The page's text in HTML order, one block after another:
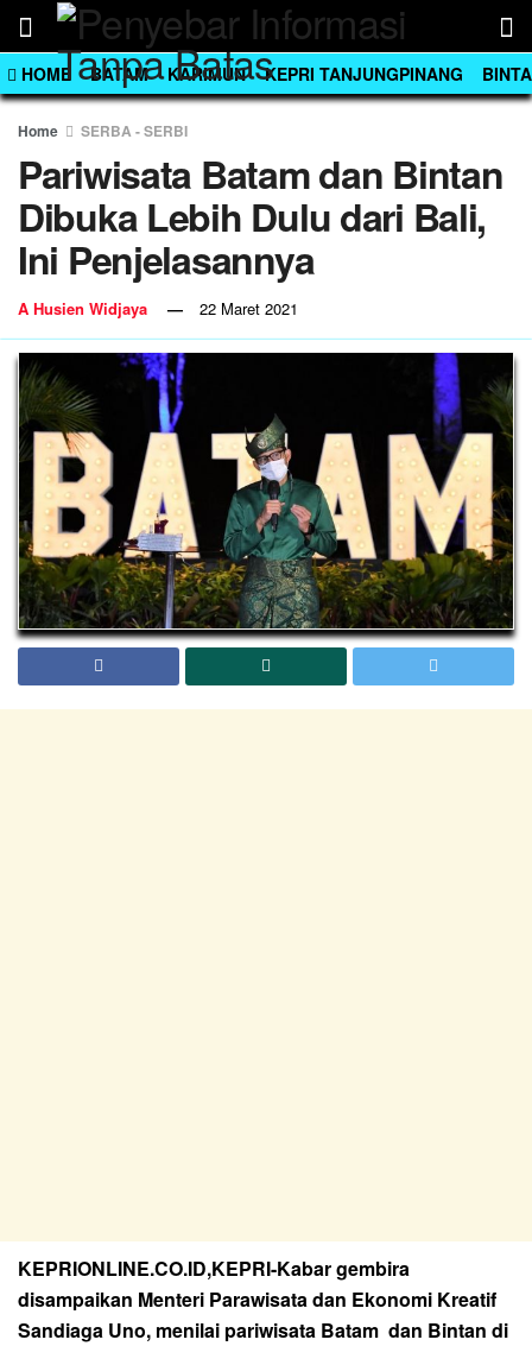
HOME BATAM KARIMUN KEPRI TANJUNGPINANG
Home SERBA - SERBI
Pariwisata Batam dan Bintan
Dibuka Lebih Dulu dari Bali,
Ini Penjelasannya
A Husien Widjaya 22 Maret 2021
KEPRIONLINE.CO.ID,KEPRI-Kabar gembira
disampaikan Menteri Parawisata dan Ekonomi Kreatif
Sandiaga Uno, menilai pariwisata Batam dan Bintan di